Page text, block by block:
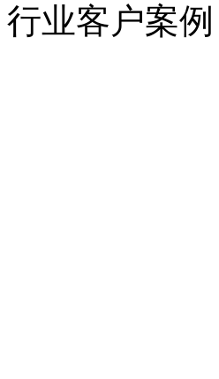
行业客户案例